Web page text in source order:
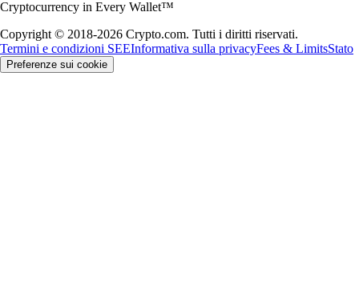
Cryptocurrency in Every Wallet™
Copyright © 2018-2026 Crypto.com. Tutti i diritti riservati.
Termini e condizioni SEEInformativa sulla privacyFees & LimitsStato
Preferenze sui cookie